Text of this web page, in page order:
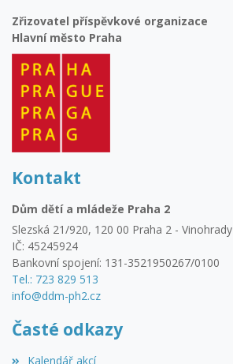
Zřizovatel příspěvkové organizace
Hlavní město Praha
Kontakt
Dům dětí a mládeže Praha 2
Slezská 21/920, 120 00 Praha 2 - Vinohrady
IČ: 45245924
Bankovní spojení: 131-3521950267/0100
Tel.: 723 829 513
info@ddm-ph2.cz
Časté odkazy
Kalendář akcí